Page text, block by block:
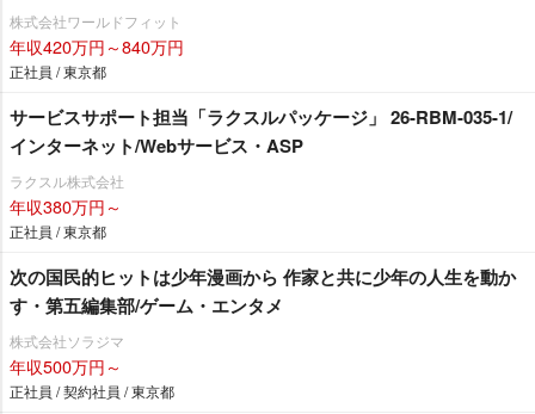
株式会社ワールドフィット
年収420万円～840万円
正社員 / 東京都
サービスサポート担当「ラクスルパッケージ」 26-RBM-035-1/
インターネット/Webサービス・ASP
ラクスル株式会社
年収380万円～
正社員 / 東京都
次の国民的ヒットは少年漫画から 作家と共に少年の人生を動か
す・第五編集部/ゲーム・エンタメ
株式会社ソラジマ
年収500万円～
正社員 / 契約社員 / 東京都